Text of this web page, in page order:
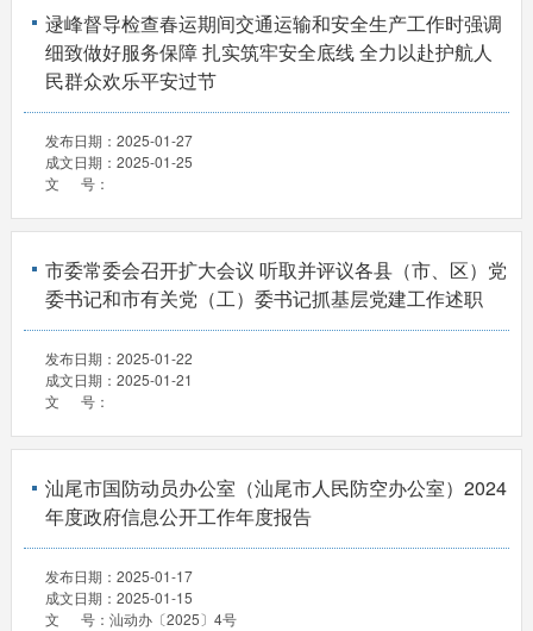
逯峰督导检查春运期间交通运输和安全生产工作时强调
细致做好服务保障 扎实筑牢安全底线 全力以赴护航人
民群众欢乐平安过节
发布日期： 2025-01-27
成文日期： 2025-01-25
文 号：
市委常委会召开扩大会议 听取并评议各县（市、区）党
委书记和市有关党（工）委书记抓基层党建工作述职
发布日期： 2025-01-22
成文日期： 2025-01-21
文 号：
汕尾市国防动员办公室（汕尾市人民防空办公室）2024
年度政府信息公开工作年度报告
发布日期： 2025-01-17
成文日期： 2025-01-15
文 号： 汕动办〔2025〕4号